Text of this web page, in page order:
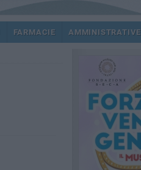
FARMACIE AMMINISTRATIVE